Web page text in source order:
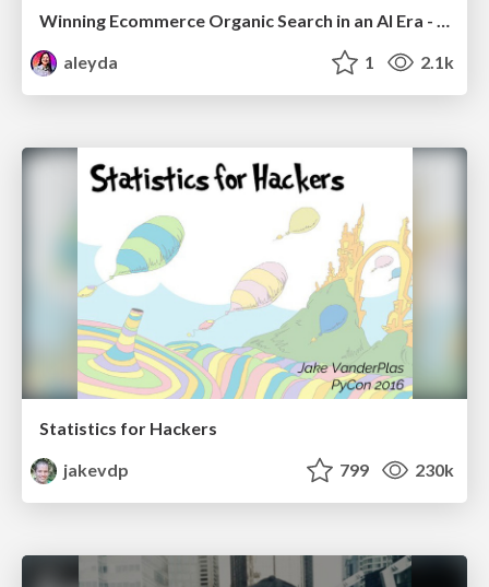
Winning Ecommerce Organic Search in an AI Era - #searchnstuff2025
aleyda
1 2.1k
Statistics for Hackers
jakevdp
799 230k